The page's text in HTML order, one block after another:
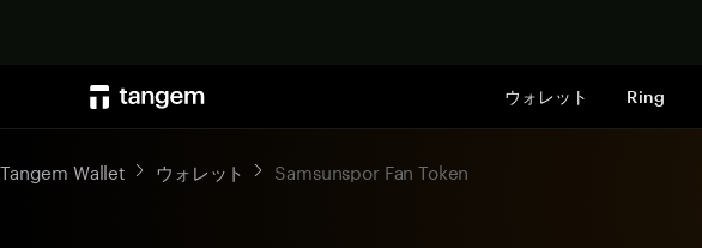
ウォレット Ring
Tangem Wallet ウォレット Samsunspor Fan Token